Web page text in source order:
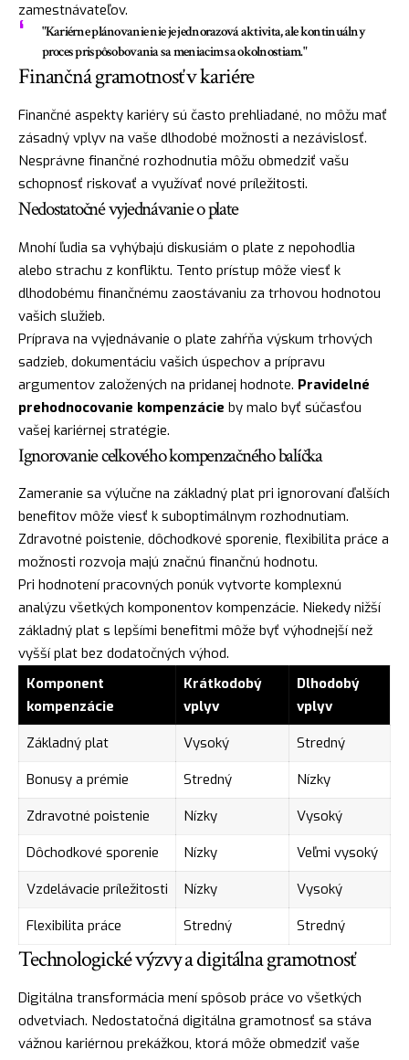
zamestnávateľov.
"Kariérne plánovanie nie je jednorazová aktivita, ale kontinuálny
proces prispôsobovania sa meniacim sa okolnostiam."
Finančná gramotnosť v kariére
Finančné aspekty kariéry sú často prehliadané, no môžu mať
zásadný vplyv na vaše dlhodobé možnosti a nezávislosť.
Nesprávne finančné rozhodnutia môžu obmedziť vašu
schopnosť riskovať a využívať nové príležitosti.
Nedostatočné vyjednávanie o plate
Mnohí ľudia sa vyhýbajú diskusiám o plate z nepohodlia
alebo strachu z konfliktu. Tento prístup môže viesť k
dlhodobému finančnému zaostávaniu za trhovou hodnotou
vašich služieb.
Príprava na vyjednávanie o plate zahŕňa výskum trhových
sadzieb, dokumentáciu vašich úspechov a prípravu
argumentov založených na pridanej hodnote. Pravidelné
prehodnocovanie kompenzácie by malo byť súčasťou
vašej kariérnej stratégie.
Ignorovanie celkového kompenzačného balíčka
Zameranie sa výlučne na základný plat pri ignorovaní ďalších
benefitov môže viesť k suboptimálnym rozhodnutiam.
Zdravotné poistenie, dôchodkové sporenie, flexibilita práce a
možnosti rozvoja majú značnú finančnú hodnotu.
Pri hodnotení pracovných ponúk vytvorte komplexnú
analýzu všetkých komponentov kompenzácie. Niekedy nižší
základný plat s lepšími benefitmi môže byť výhodnejší než
vyšší plat bez dodatočných výhod.
Komponent
kompenzácie
Krátkodobý
vplyv
Dlhodobý
vplyv
Základný plat
Vysoký
Stredný
Bonusy a prémie
Stredný
Nízky
Zdravotné poistenie
Nízky
Vysoký
Dôchodkové sporenie
Nízky
Veľmi vysoký
Vzdelávacie príležitosti
Nízky
Vysoký
Flexibilita práce
Stredný Stredný
Technologické výzvy a digitálna gramotnosť
Digitálna transformácia mení spôsob práce vo všetkých
odvetviach. Nedostatočná digitálna gramotnosť sa stáva
vážnou kariérnou prekážkou, ktorá môže obmedziť vaše